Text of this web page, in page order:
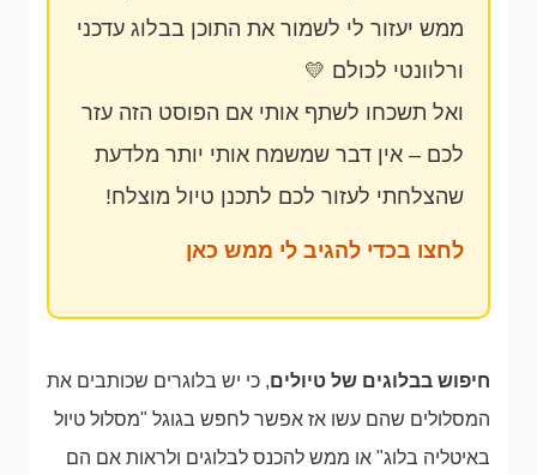
ממש יעזור לי לשמור את התוכן בבלוג עדכני
ורלוונטי לכולם 💛
ואל תשכחו לשתף אותי אם הפוסט הזה עזר
לכם – אין דבר שמשמח אותי יותר מלדעת
שהצלחתי לעזור לכם לתכנן טיול מוצלח!
לחצו בכדי להגיב לי ממש כאן
חיפוש בבלוגים של טיולים, כי יש בלוגרים שכותבים את
המסלולים שהם עשו אז אפשר לחפש בגוגל "מסלול טיול
באיטליה בלוג" או ממש להכנס לבלוגים ולראות אם הם